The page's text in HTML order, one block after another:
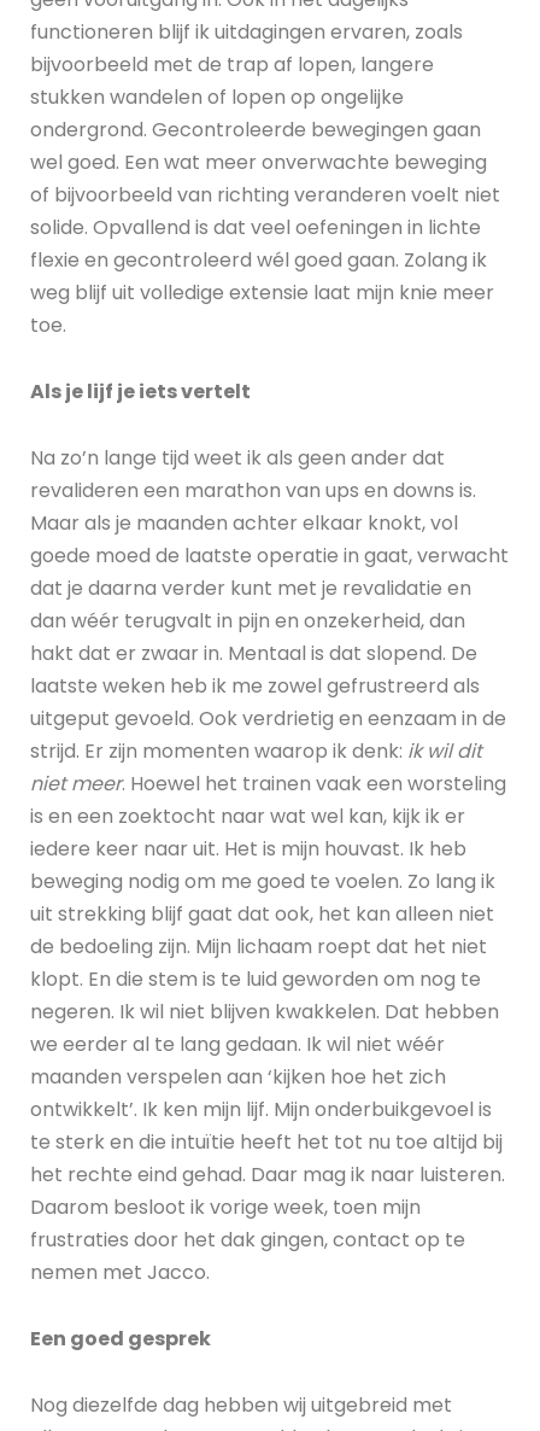
functioneren blijf ik uitdagingen ervaren, zoals
bijvoorbeeld met de trap af lopen, langere
stukken wandelen of lopen op ongelijke
ondergrond. Gecontroleerde bewegingen gaan
wel goed. Een wat meer onverwachte beweging
of bijvoorbeeld van richting veranderen voelt niet
solide. Opvallend is dat veel oefeningen in lichte
flexie en gecontroleerd wél goed gaan. Zolang ik
weg blijf uit volledige extensie laat mijn knie meer
toe.
Als je lijf je iets vertelt
Na zo’n lange tijd weet ik als geen ander dat
revalideren een marathon van ups en downs is.
Maar als je maanden achter elkaar knokt, vol
goede moed de laatste operatie in gaat, verwacht
dat je daarna verder kunt met je revalidatie en
dan wéér terugvalt in pijn en onzekerheid, dan
hakt dat er zwaar in. Mentaal is dat slopend. De
laatste weken heb ik me zowel gefrustreerd als
uitgeput gevoeld. Ook verdrietig en eenzaam in de
strijd. Er zijn momenten waarop ik denk: ik wil dit
niet meer. Hoewel het trainen vaak een worsteling
is en een zoektocht naar wat wel kan, kijk ik er
iedere keer naar uit. Het is mijn houvast. Ik heb
beweging nodig om me goed te voelen. Zo lang ik
uit strekking blijf gaat dat ook, het kan alleen niet
de bedoeling zijn. Mijn lichaam roept dat het niet
klopt. En die stem is te luid geworden om nog te
negeren. Ik wil niet blijven kwakkelen. Dat hebben
we eerder al te lang gedaan. Ik wil niet wéér
maanden verspelen aan ‘kijken hoe het zich
ontwikkelt’. Ik ken mijn lijf. Mijn onderbuikgevoel is
te sterk en die intuïtie heeft het tot nu toe altijd bij
het rechte eind gehad. Daar mag ik naar luisteren.
Daarom besloot ik vorige week, toen mijn
frustraties door het dak gingen, contact op te
nemen met Jacco.
Een goed gesprek
Nog diezelfde dag hebben wij uitgebreid met